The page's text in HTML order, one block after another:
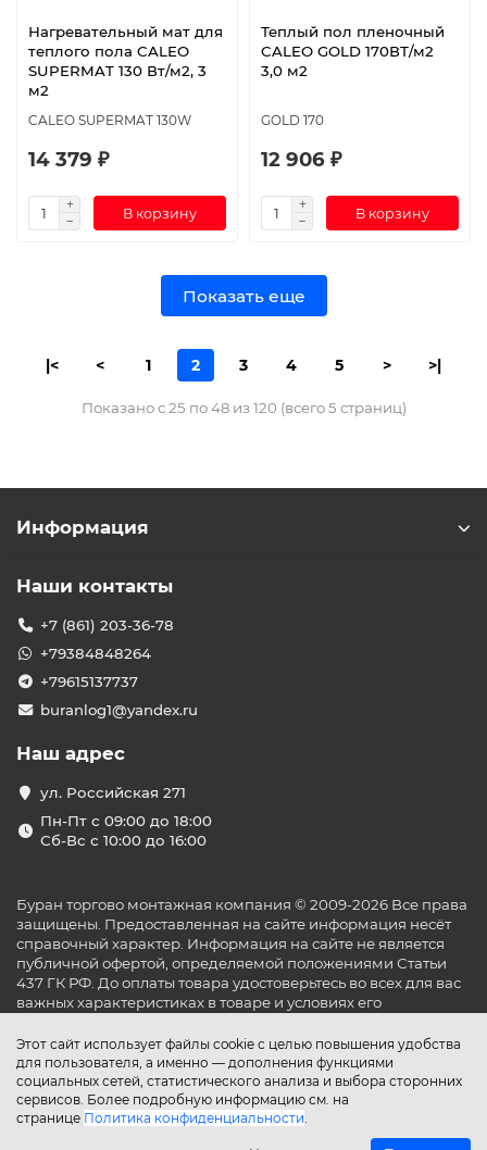
Нагревательный мат для
теплого пола CALEO
SUPERMAT 130 Вт/м2, 3
м2
CALEO SUPERMAT 130W
14 379 ₽
В корзину
Теплый пол пленочный
CALEO GOLD 170ВТ/м2
3,0 м2
GOLD 170
12 906 ₽
В корзину
Показать еще
|< < 1 2 3 4 5 > >|
Показано с 25 по 48 из 120 (всего 5 страниц)
Этот сайт использует файлы cookie с целью повышения удобства
для пользователя, а именно — дополнения функциями
социальных сетей, статистического анализа и выбора сторонних
сервисов. Более подробную информацию см. на
странице Политика конфиденциальности.
Информация
Наши контакты
+7 (861) 203-36-78
+79384848264
+79615137737
buranlog1@yandex.ru
Наш адрес
ул. Российская 271
Пн-Пт с 09:00 до 18:00
Сб-Вс с 10:00 до 16:00
Буран торгово монтажная компания © 2009-2026 Все права
защищены. Предоставленная на сайте информация несёт
справочный характер. Информация на сайте не является
публичной офертой, определяемой положениями Статьи
437 ГК РФ. До оплаты товара удостоверьтесь во всех для вас
важных характеристиках в товаре и условиях его